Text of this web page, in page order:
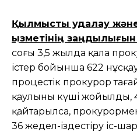
Қылмыстық қудалау
қызметінің заңдылығын
соңғы 3,5 жылда қала
істер бойынша 622
процестік прокурор
қаулының күші жойылды,
қайтарылса,
36 жедел-іздестіру іс-